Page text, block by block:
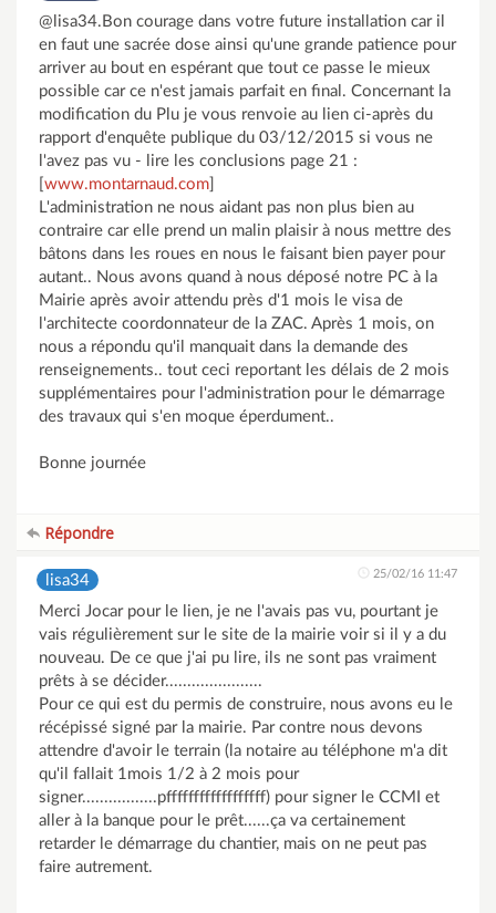
@lisa34.Bon courage dans votre future installation car il
en faut une sacrée dose ainsi qu'une grande patience pour
arriver au bout en espérant que tout ce passe le mieux
possible car ce n'est jamais parfait en final. Concernant la
modification du Plu je vous renvoie au lien ci-après du
rapport d'enquête publique du 03/12/2015 si vous ne
l'avez pas vu - lire les conclusions page 21 :
www.montarnaud.com
L'administration ne nous aidant pas non plus bien au
contraire car elle prend un malin plaisir à nous mettre des
bâtons dans les roues en nous le faisant bien payer pour
autant.. Nous avons quand à nous déposé notre PC à la
Mairie après avoir attendu près d'1 mois le visa de
l'architecte coordonnateur de la ZAC. Après 1 mois, on
nous a répondu qu'il manquait dans la demande des
renseignements.. tout ceci reportant les délais de 2 mois
supplémentaires pour l'administration pour le démarrage
des travaux qui s'en moque éperdument..
Bonne journée
Répondre
lisa34 25/02/16 11:47
Merci Jocar pour le lien, je ne l'avais pas vu, pourtant je
vais régulièrement sur le site de la mairie voir si il y a du
nouveau. De ce que j'ai pu lire, ils ne sont pas vraiment
prêts à se décider......................
Pour ce qui est du permis de construire, nous avons eu le
récépissé signé par la mairie. Par contre nous devons
attendre d'avoir le terrain (la notaire au téléphone m'a dit
qu'il fallait 1mois 1/2 à 2 mois pour
signer.................pffffffffffffffffff) pour signer le CCMI et
aller à la banque pour le prêt......ça va certainement
retarder le démarrage du chantier, mais on ne peut pas
faire autrement.